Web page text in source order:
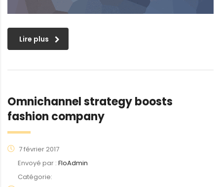
Lire plus
Omnichannel strategy boosts
fashion company
7 février 2017
Envoyé par : FloAdmin
Catégorie: